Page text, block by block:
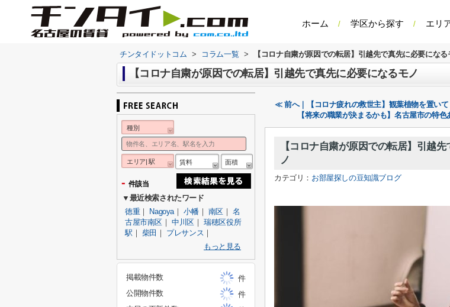
ホーム 学区から探す エリ
チンタイドットコム > コラム一覧 > 【コロナ自粛が原因での転居】引越先で真先に必要になる
【コロナ自粛が原因での転居】引越先で真先に必要になるモノ
≪ 前へ｜【コロナ疲れの救世主】観葉植物を置いて
【将来の職業が決まるかも】名古屋市の特
【コロナ自粛が原因での転居】引越
ノ
カテゴリ： お部屋探しの豆知識ブログ
種別
エリア| 駅 賃料 面積
- 件該当
▼最近検索されたワード
徳重｜ Nagoya｜小幡 ｜ 南区｜名
古屋市南区 ｜中川区 ｜瑞穂区役所
駅 ｜ 柴田 ｜ プレサンス ｜
もっと見る
掲載物件数
件
公開物件数
件